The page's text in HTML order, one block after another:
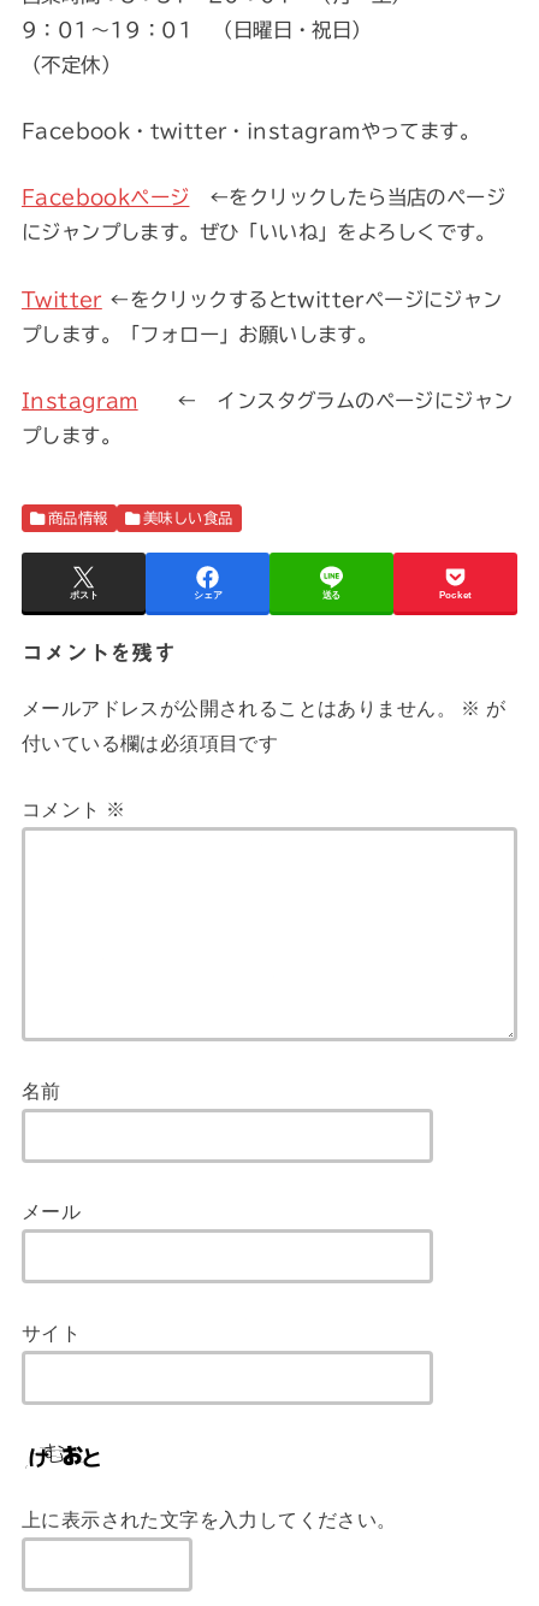
9：01～19：01 （日曜日・祝日）
（不定休）
Facebook・twitter・instagramやってます。
Facebookページ ←をクリックしたら当店のページ
にジャンプします。ぜひ「いいね」をよろしくです。
Twitter ←をクリックするとtwitterページにジャン
プします。「フォロー」お願いします。
Instagram ← インスタグラムのページにジャン
プします。
商品情報 美味しい食品
ポスト シェア 送る Pocket
コメントを残す
メールアドレスが公開されることはありません。 ※ が
付いている欄は必須項目です
コメント ※
名前
メール
サイト
上に表示された文字を入力してください。